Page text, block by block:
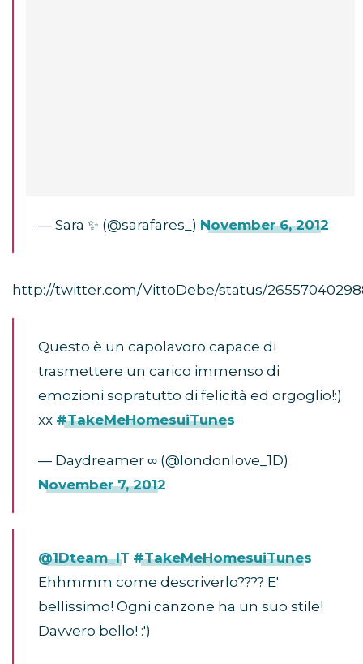
— Sara ✨ (@sarafares_) November 6, 2012
http://twitter.com/VittoDebe/status/
Questo è un capolavoro capace di
trasmettere un carico immenso di
emozioni sopratutto di felicità ed orgoglio!:)
xx #TakeMeHomesuiTunes
— Daydreamer ∞ (@londonlove_1D)
November 7, 2012
@1Dteam_IT #TakeMeHomesuiTunes
Ehhmmm come descriverlo???? E'
bellissimo! Ogni canzone ha un suo stile!
Davvero bello! :')